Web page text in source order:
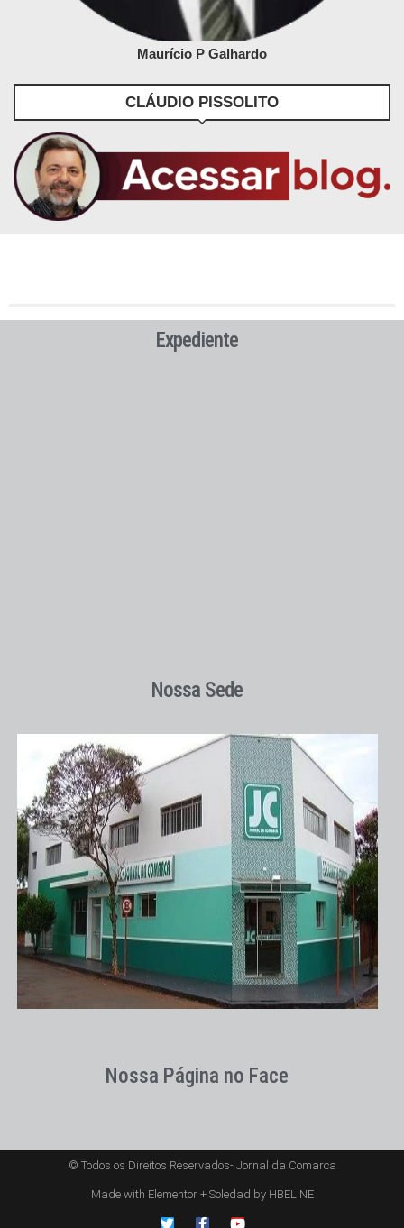
Maurício P Galhardo
CLÁUDIO PISSOLITO
Expediente
Nossa Sede
Nossa Página no Face
© Todos os Direitos Reservados- Jornal da Comarca
Made with Elementor + Soledad by HBELINE